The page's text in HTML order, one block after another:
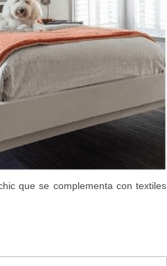
que se complementa con textiles